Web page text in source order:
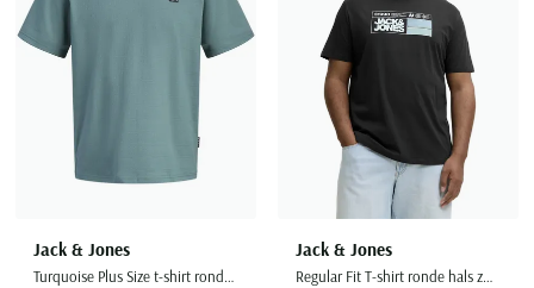
Jack & Jones
Turquoise Plus Size t-shirt ronde hals
Jack & Jones
Regular Fit T-shirt ronde hals zwart opdruk